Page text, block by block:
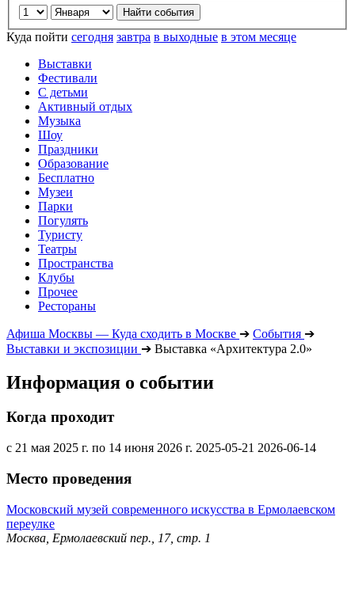
Куда пойти сегодня завтра в выходные в этом месяце
Выставки
Фестивали
С детьми
Активный отдых
Музыка
Шоу
Праздники
Образование
Бесплатно
Музеи
Парки
Погулять
Туристу
Театры
Пространства
Клубы
Прочее
Рестораны
Афиша Москвы — Куда сходить в Москве ➔ События ➔
Выставки и экспозиции ➔ Выставка «Архитектура 2.0»
Информация о событии
Когда проходит
с 21 мая 2025 г. по 14 июня 2026 г. 2025-05-21 2026-06-14
Место проведения
Московский музей современного искусства в Ермолаевском
переулке
Москва, Ермолаевский пер., 17, стр. 1